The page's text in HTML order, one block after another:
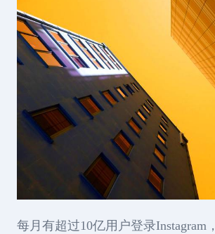
每月有超过10亿用户登录Instagram